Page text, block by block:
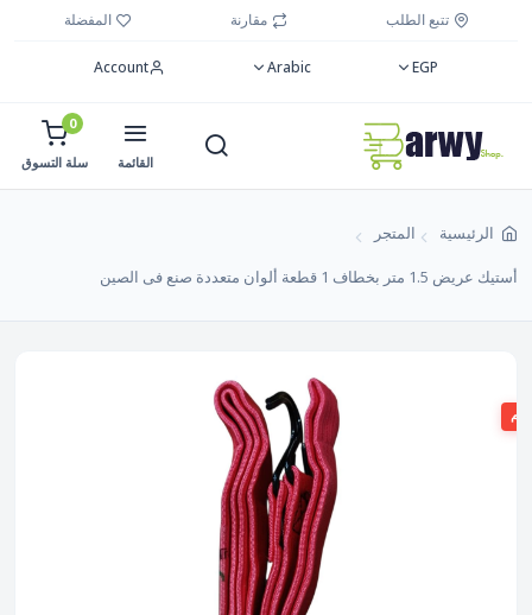
تتبع الطلب مقارنة المفضلة
EGP
Arabic
Account
القائمة
0
سلة التسوق
الرئيسية المتجر
أستيك عريض 1.5 متر بخطاف 1 قطعة ألوان متعددة صنع فى الصين